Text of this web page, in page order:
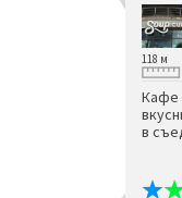
118 м
Кафе
в